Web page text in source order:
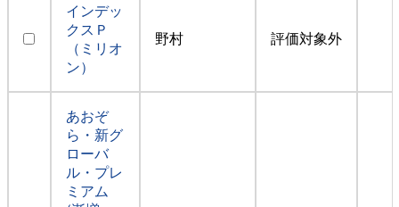
インデッ
クスＰ
（ミリオ
ン）
野村 評価対象外
あおぞ
ら・新グ
ローバ
ル・プレ
ミアム